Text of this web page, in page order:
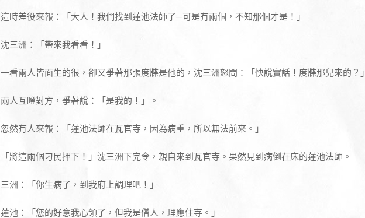
這時差役來報：「大人！我們找到蓮池法師了─可是有兩個，不知那個才是！」
沈三洲：「帶來我看看！」
一看兩人皆面生的很，卻又爭著那張度牒是他的，沈三洲怒問：「快說實話！度牒那兒來的？」
兩人互瞪對方，爭著說：「是我的！」。
忽然有人來報：「蓮池法師在瓦官寺，因為病重，所以無法前來。」
「將這兩個刁民押下！」沈三洲下完令，親自來到瓦官寺。果然見到病倒在床的蓮池法師。
三洲：「你生病了，到我府上調理吧！」
蓮池：「您的好意我心領了，但我是僧人，理應住寺。」